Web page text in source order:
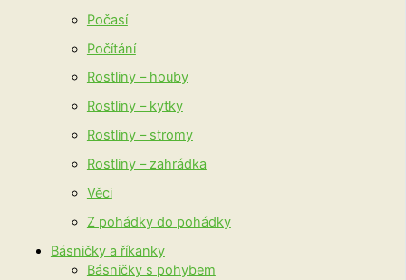
Počasí
Počítání
Rostliny – houby
Rostliny – kytky
Rostliny – stromy
Rostliny – zahrádka
Věci
Z pohádky do pohádky
Básničky a říkanky
Básničky s pohybem